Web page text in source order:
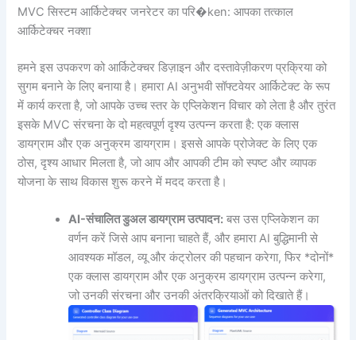
MVC सिस्टम आर्किटेक्चर जनरेटर का परि�ken: आपका तत्काल
आर्किटेक्चर नक्शा
हमने इस उपकरण को आर्किटेक्चर डिज़ाइन और दस्तावेज़ीकरण प्रक्रिया को
सुगम बनाने के लिए बनाया है। हमारा AI अनुभवी सॉफ्टवेयर आर्किटेक्ट के रूप
में कार्य करता है, जो आपके उच्च स्तर के एप्लिकेशन विचार को लेता है और तुरंत
इसके MVC संरचना के दो महत्वपूर्ण दृश्य उत्पन्न करता है: एक क्लास
डायग्राम और एक अनुक्रम डायग्राम। इससे आपके प्रोजेक्ट के लिए एक
ठोस, दृश्य आधार मिलता है, जो आप और आपकी टीम को स्पष्ट और व्यापक
योजना के साथ विकास शुरू करने में मदद करता है।
AI-संचालित डुअल डायग्राम उत्पादन: बस उस एप्लिकेशन का
वर्णन करें जिसे आप बनाना चाहते हैं, और हमारा AI बुद्धिमानी से
आवश्यक मॉडल, व्यू और कंट्रोलर की पहचान करेगा, फिर *दोनों*
एक क्लास डायग्राम और एक अनुक्रम डायग्राम उत्पन्न करेगा,
जो उनकी संरचना और उनकी अंतरक्रियाओं को दिखाते हैं।